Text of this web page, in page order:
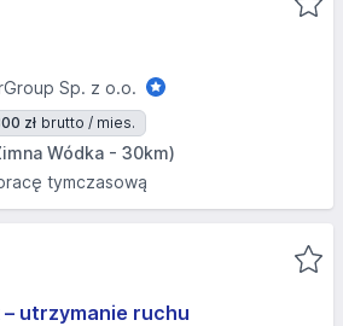
Sp. z o.o.
zł brutto / mies.
Wódka - 30km)
tymczasową
utrzymanie ruchu